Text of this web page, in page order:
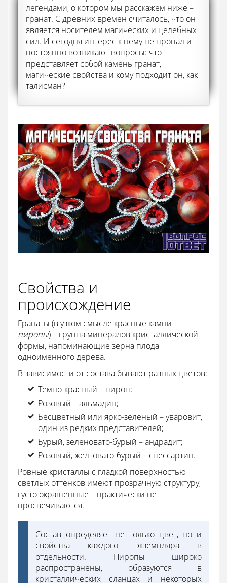
легендами, о котором мы расскажем ниже –
гранат. С древних времен считалось, что он
является носителем магических и целебных
сил. И сегодня интерес к нему не пропал и
постоянно возникают вопросы: что
представляет собой камень гранат,
магические свойства и кому подходит он, как
талисман?
Свойства и
происхождение
Гранаты (в узком смысле красные камни –
пиропы) – группа минералов кристаллической
формы, напоминающие зерна плода
одноименного дерева.
В зависимости от состава бывают разных цветов:
Темно-красный – пироп;
Розовый – альмадин;
Бесцветный или ярко-зеленый – уваровит,
один из редких представителей;
Бурый, зеленовато-бурый – андрадит;
Розовый, желтовато-бурый – спессартин.
Ровные кристаллы с гладкой поверхностью
светлых оттенков имеют прозрачную структуру,
густо окрашенные – практически не
просвечиваются.
Состав определяет не только цвет, но и
свойства каждого экземпляра в
отдельности. Пиропы широко
распространены, образуются в
кристаллических сланцах и некоторых